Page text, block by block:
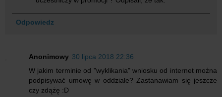
Odpowiedz
Anonimowy 30 lipca 2018 22:36
W jakim terminie od "wyklikania" wniosku od internet można
podpisywać umowę w oddziale? Zastanawiam się jeszcze
czy zdążę :D